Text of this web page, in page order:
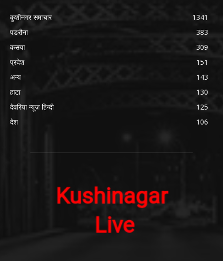
कुशीनगर समाचार
1341
पडरौना
383
कसया
309
प्रदेश
151
अन्य
143
हाटा
130
देवरिया न्यूज़ हिन्दी
125
देश
106